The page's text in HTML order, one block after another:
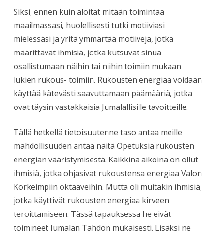
Siksi, ennen kuin aloitat mitään toimintaa
maailmassasi, huolellisesti tutki motiiviasi
mielessäsi ja yritä ymmärtää motiiveja, jotka
määrittävät ihmisiä, jotka kutsuvat sinua
osallistumaan näihin tai niihin toimiin mukaan
lukien rukous- toimiin. Rukousten energiaa voidaan
käyttää kätevästi saavuttamaan päämääriä, jotka
ovat täysin vastakkaisia Jumalallisille tavoitteille.
Tällä hetkellä tietoisuutenne taso antaa meille
mahdollisuuden antaa näitä Opetuksia rukousten
energian vääristymisestä. Kaikkina aikoina on ollut
ihmisiä, jotka ohjasivat rukoustensa energiaa Valon
Korkeimpiin oktaaveihin. Mutta oli muitakin ihmisiä,
jotka käyttivät rukousten energiaa kirveen
teroittamiseen. Tässä tapauksessa he eivät
toimineet Jumalan Tahdon mukaisesti. Lisäksi ne